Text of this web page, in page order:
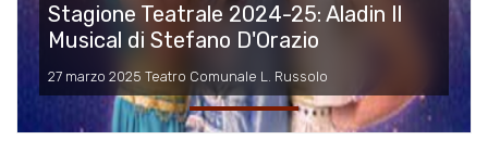
Stagione Teatrale 2024-25: Aladin Il
Musical di Stefano D'Orazio
27 marzo 2025 Teatro Comunale L. Russolo